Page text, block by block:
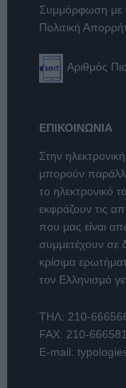
Συμμόρφωση με
Πολιτική
Αριθμός
ΕΠΙΚΟΙΝΩΝΙΑ
Στην
μπορούν
το ηλεκτρονικό
εκφράζουν τις
που μας είναι
συμμετέχουν σε
κρίσιμα
τον Ελληνισμό
ΤΗΛ: 210-
FAX: 210-
E-mail: